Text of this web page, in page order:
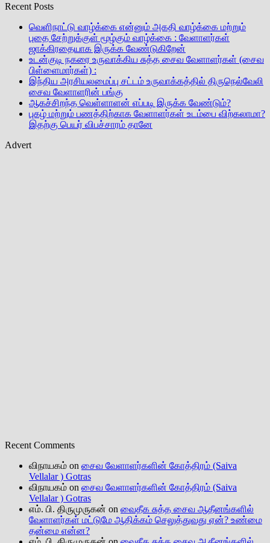
Recent Posts
வெளிநாட்டு வாழ்க்கை என்னும் அகதி வாழ்க்கை மற்றும்
புதை சேற்றுக்குள் மூழ்கும் வாழ்க்கை : வேளாளர்கள்
ஜாக்கிரதையாக இருக்க வேண்டுகிறேன்
உடன்குடி நகரை உருவாக்கிய சுத்த சைவ வேளாளர்கள் (சைவ
பிள்ளைமார்கள்) :
இந்திய அரசியலமைப்பு சட்டம் உருவாக்கத்தில் திருநெல்வேலி
சைவ வேளாளரின் பங்கு
ஆகச்சிறந்த வெள்ளாளன் எப்படி இருக்க வேண்டும்?
புகழ் மற்றும் பணத்திற்காக வேளாளர்கள் உடம்பை விற்கலாமா?
இதற்கு பெயர் விபச்சாரம் தானே
Advert
Recent Comments
விநாயகம் on சைவ வேளாளர்களின் கோத்திரம் (Saiva
Vellalar ) Gotras
விநாயகம் on சைவ வேளாளர்களின் கோத்திரம் (Saiva
Vellalar ) Gotras
எம். பி. திருமுருகன் on வைதீக சுத்த சைவ ஆதீனங்களில்
வேளாளர்கள் மட்டுமே ஆதிக்கம் செலுத்துவது ஏன்? உண்மை
தன்மை என்ன?